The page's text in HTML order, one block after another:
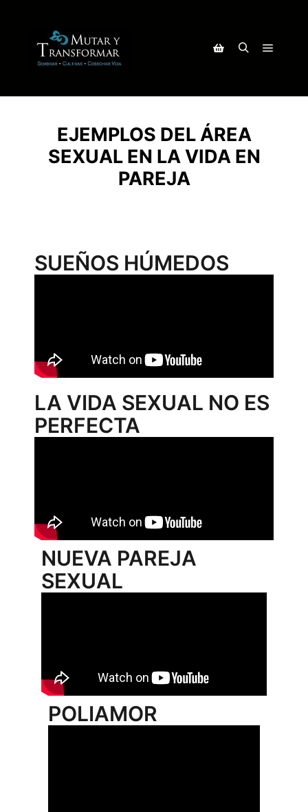
EJEMPLOS DEL ÁREA
SEXUAL EN LA VIDA EN
PAREJA
SUEÑOS HÚMEDOS
LA VIDA SEXUAL NO ES
PERFECTA
NUEVA PAREJA
SEXUAL
POLIAMOR